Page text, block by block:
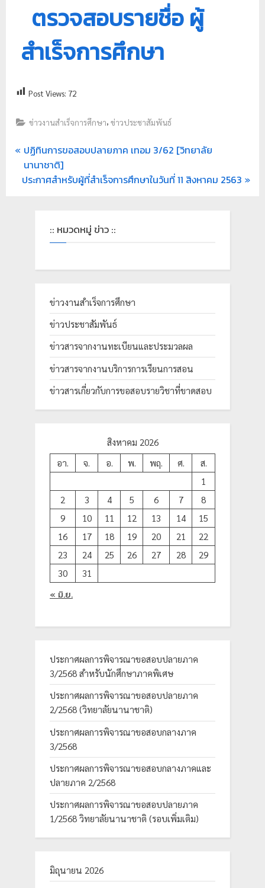
ตรวจสอบรายชื่อ ผู้
สำเร็จการศึกษา
Post Views: 72
ข่าวงานสำเร็จการศึกษา,ข่าวประชาสัมพันธ์
ปฏิทินการขอสอบปลายภาค เทอม 3/62 [วิทยาลัย
นานาชาติ]
ประกาศสำหรับผู้ที่สำเร็จการศึกษาในวันที่ 11 สิงหาคม 2563
:: หมวดหมู่ ข่าว ::
ข่าวงานสำเร็จการศึกษา
ข่าวประชาสัมพันธ์
ข่าวสารจากงานทะเบียนและประมวลผล
ข่าวสารจากงานบริการการเรียนการสอน
ข่าวสารเกี่ยวกับการขอสอบรายวิชาที่ขาดสอบ
สิงหาคม 2026
อา.
จ. อ. พ. พฤ. ศ.
ส.
1
2
3 4 5 6 7
8
9
10 11 12 13 14
15
16
17 18 19 20 21
22
23
24 25 26 27 28
29
30
31
« มิ.ย.
ประกาศผลการพิจารณาขอสอบปลายภาค
3/2568 สำหรับนักศึกษาภาคพิเศษ
ประกาศผลการพิจารณาขอสอบปลายภาค
2/2568 (วิทยาลัยนานาชาติ)
ประกาศผลการพิจารณาขอสอบกลางภาค
3/2568
ประกาศผลการพิจารณาขอสอบกลางภาคและ
ปลายภาค 2/2568
ประกาศผลการพิจารณาขอสอบปลายภาค
1/2568 วิทยาลัยนานาชาติ (รอบเพิ่มเติม)
มิถุนายน 2026